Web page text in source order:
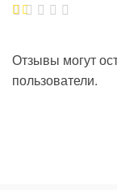
Отзывы могут
пользователи.